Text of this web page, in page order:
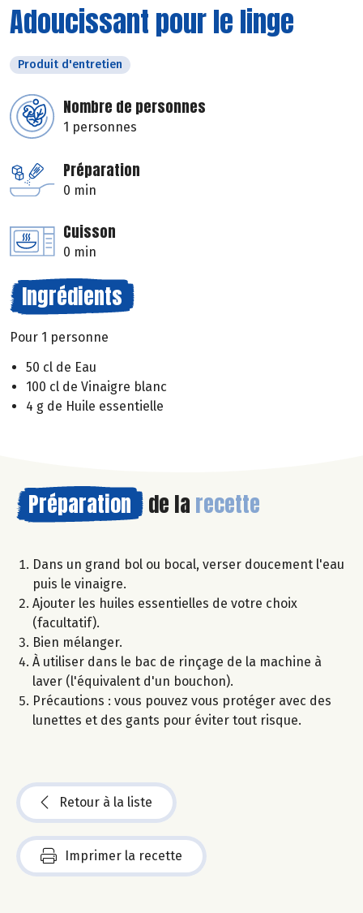
Adoucissant pour le linge
Produit d'entretien
Nombre de personnes
1 personnes
Préparation
0 min
Cuisson
0 min
Ingrédients
Pour 1 personne
50 cl de Eau
100 cl de Vinaigre blanc
4 g de Huile essentielle
Préparation de la recette
Dans un grand bol ou bocal, verser doucement l'eau
puis le vinaigre.
Ajouter les huiles essentielles de votre choix
(facultatif).
Bien mélanger.
À utiliser dans le bac de rinçage de la machine à
laver (l'équivalent d'un bouchon).
Précautions : vous pouvez vous protéger avec des
lunettes et des gants pour éviter tout risque.
Retour à la liste
Imprimer la recette